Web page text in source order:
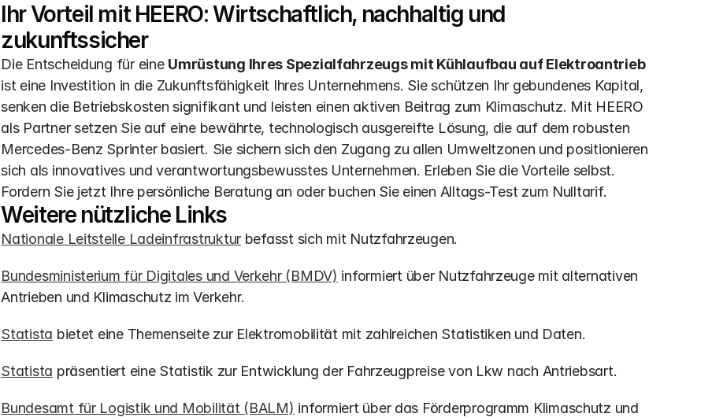
Ihr Vorteil mit HEERO: Wirtschaftlich, nachhaltig und
zukunftssicher
Die Entscheidung für eine Umrüstung Ihres Spezialfahrzeugs mit Kühlaufbau auf Elektroantrieb
ist eine Investition in die Zukunftsfähigkeit Ihres Unternehmens. Sie schützen Ihr gebundenes Kapital,
senken die Betriebskosten signifikant und leisten einen aktiven Beitrag zum Klimaschutz. Mit HEERO
als Partner setzen Sie auf eine bewährte, technologisch ausgereifte Lösung, die auf dem robusten
Mercedes-Benz Sprinter basiert. Sie sichern sich den Zugang zu allen Umweltzonen und positionieren
sich als innovatives und verantwortungsbewusstes Unternehmen. Erleben Sie die Vorteile selbst.
Fordern Sie jetzt Ihre persönliche Beratung an oder buchen Sie einen Alltags-Test zum Nulltarif.
Weitere nützliche Links
Nationale Leitstelle Ladeinfrastruktur befasst sich mit Nutzfahrzeugen.
Bundesministerium für Digitales und Verkehr (BMDV) informiert über Nutzfahrzeuge mit alternativen
Antrieben und Klimaschutz im Verkehr.
Statista bietet eine Themenseite zur Elektromobilität mit zahlreichen Statistiken und Daten.
Statista präsentiert eine Statistik zur Entwicklung der Fahrzeugpreise von Lkw nach Antriebsart.
Bundesamt für Logistik und Mobilität (BALM) informiert über das Förderprogramm Klimaschutz und